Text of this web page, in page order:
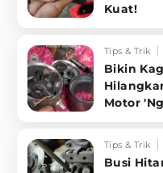
Kuat!
Tips & Trik
Bikin
Motor
Tips & Trik
Busi